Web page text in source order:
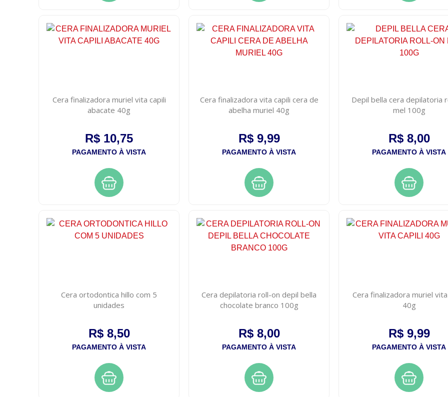
Cera finalizadora muriel vita capili
abacate 40g
R$ 10,75
PAGAMENTO À VISTA
Cera finalizadora vita capili cera de
abelha muriel 40g
R$ 9,99
PAGAMENTO À VISTA
Depil bella cera depilatoria
mel 100g
R$ 8,00
PAGAMENTO À VISTA
Cera ortodontica hillo com 5
unidades
R$ 8,50
PAGAMENTO À VISTA
Cera depilatoria roll-on depil bella
chocolate branco 100g
R$ 8,00
PAGAMENTO À VISTA
Cera finalizadora muriel
40g
R$ 9,99
PAGAMENTO À VISTA